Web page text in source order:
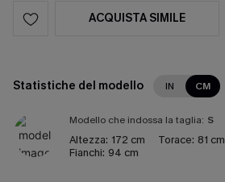
ACQUISTA SIMILE
Statistiche del modello IN CM
Modello che indossa la taglia: S
Altezza: 172 cm Torace: 81 cm
Fianchi: 94 cm